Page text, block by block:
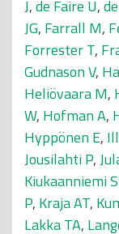
J,de Faire U,
JG, Farrall M,
Forrester T,
Gudnason V,
Heliövaara M,
W, Hofman A,
Hyppönen E,
Jousilahti P,
Kiukaanniemi
P, Kraja AT,
Lakka TA,